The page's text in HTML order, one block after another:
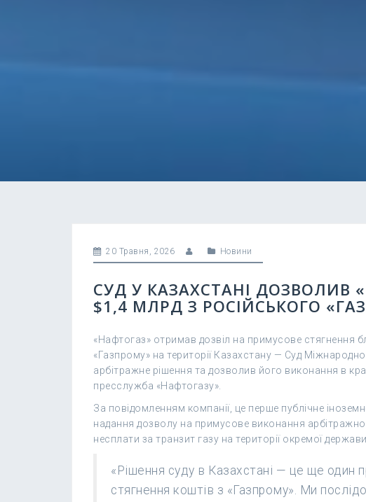
20 Травня, 2026 Новини
СУД У КАЗАХСТАНІ ДОЗВОЛИВ
$1,4 МЛРД З РОСІЙСЬКОГО
«Нафтогаз» отримав дозвіл на примусове стягнення
«Газпрому» на території Казахстану — Суд
арбітражне рішення та дозволив його виконання в
пресслужба «Нафтогазу».
За повідомленням компанії, це перше публічне
надання дозволу на примусове виконання
несплати за транзит газу на території окремої
«Рішення суду в Казахстані — це ще один
стягнення коштів з «Газпрому». Ми